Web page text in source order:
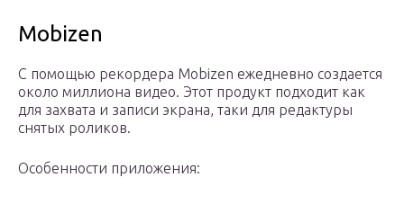
Mobizen
С помощью рекордера Mobizen ежедневно создается
около миллиона видео. Этот продукт подходит как
для захвата и записи экрана, таки для редактуры
снятых роликов.
Особенности приложения: